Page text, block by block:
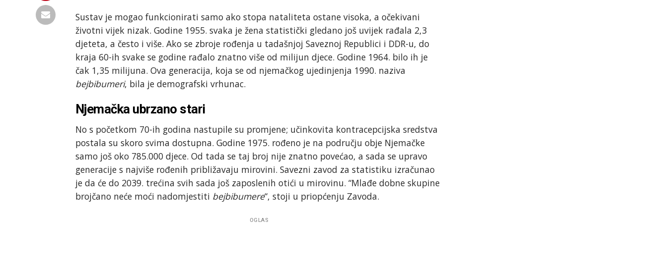
Sustav je mogao funkcionirati samo ako stopa nataliteta ostane visoka, a očekivani
životni vijek nizak. Godine 1955. svaka je žena statistički gledano još uvijek rađala 2,3
djeteta, a često i više. Ako se zbroje rođenja u tadašnjoj Saveznoj Republici i DDR-u, do
kraja 60-ih svake se godine rađalo znatno više od milijun djece. Godine 1964. bilo ih je
čak 1,35 milijuna. Ova generacija, koja se od njemačkog ujedinjenja 1990. naziva
bejbibumeri, bila je demografski vrhunac.
Njemačka ubrzano stari
No s početkom 70-ih godina nastupile su promjene; učinkovita kontracepcijska sredstva
postala su skoro svima dostupna. Godine 1975. rođeno je na području obje Njemačke
samo još oko 785.000 djece. Od tada se taj broj nije znatno povećao, a sada se upravo
generacije s najviše rođenih približavaju mirovini. Savezni zavod za statistiku izračunao
je da će do 2039. trećina svih sada još zaposlenih otići u mirovinu. “Mlađe dobne skupine
brojčano neće moći nadomjestiti bejbibumere“, stoji u priopćenju Zavoda.
OGLAS